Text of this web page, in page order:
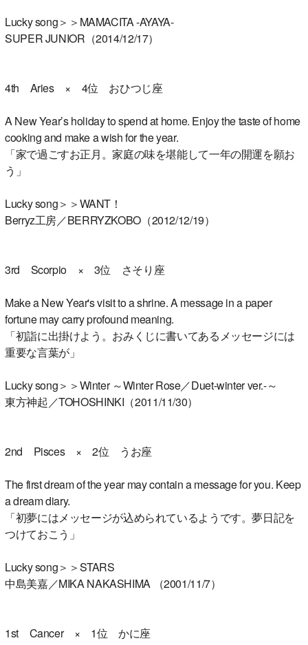
Lucky song＞＞MAMACITA -AYAYA-
SUPER JUNIOR（2014/12/17）
4th Aries × 4位 おひつじ座
A New Year’s holiday to spend at home. Enjoy the taste of home
cooking and make a wish for the year.
「家で過ごすお正月。家庭の味を堪能して一年の開運を願お
う」
Lucky song＞＞WANT！
Berryz工房／BERRYZKOBO（2012/12/19）
3rd Scorpio × 3位 さそり座
Make a New Year's visit to a shrine. A message in a paper
fortune may carry profound meaning.
「初詣に出掛けよう。おみくじに書いてあるメッセージには
重要な言葉が」
Lucky song＞＞Winter ～Winter Rose／Duet-winter ver.-～
東方神起／TOHOSHINKI（2011/11/30）
2nd Pisces × 2位 うお座
The first dream of the year may contain a message for you. Keep
a dream diary.
「初夢にはメッセージが込められているようです。夢日記を
つけておこう」
Lucky song＞＞STARS
中島美嘉／MIKA NAKASHIMA （2001/11/7）
1st Cancer × 1位 かに座